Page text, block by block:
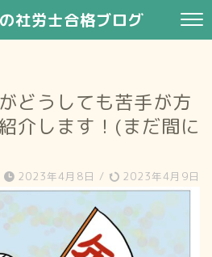
社労士合格ブログ
どうしても苦手が方
介します！(まだ間に
2023年4月8日 / 2023年4月9日